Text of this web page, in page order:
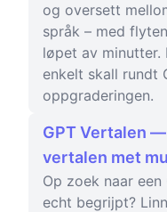
og oversett
språk – med
løpet av minutter.
enkelt skall rundt
oppgraderingen.
GPT Vertalen
vertalen met
Op zoek naar
echt begrijpt?